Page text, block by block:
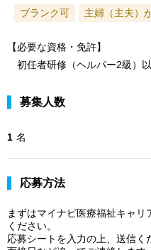
ブランク可 主婦（主夫）
【必要な資格・免許】
初任者研修（ヘルパー2級）
募集人数
1 名
応募方法
まずはマイナビ医療福祉キャ
ください。
応募シートを入力の上、送信く